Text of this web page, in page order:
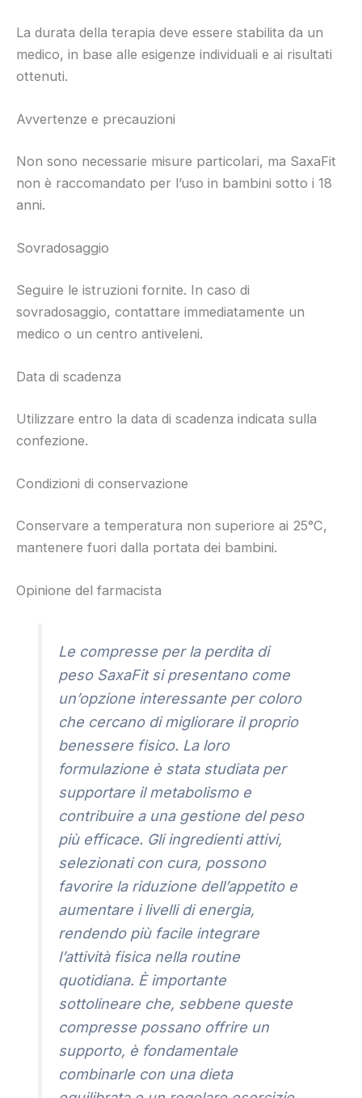
La durata della terapia deve essere stabilita da un
medico, in base alle esigenze individuali e ai risultati
ottenuti.
Avvertenze e precauzioni
Non sono necessarie misure particolari, ma SaxaFit
non è raccomandato per l’uso in bambini sotto i 18
anni.
Sovradosaggio
Seguire le istruzioni fornite. In caso di
sovradosaggio, contattare immediatamente un
medico o un centro antiveleni.
Data di scadenza
Utilizzare entro la data di scadenza indicata sulla
confezione.
Condizioni di conservazione
Conservare a temperatura non superiore ai 25°C,
mantenere fuori dalla portata dei bambini.
Opinione del farmacista
Le compresse per la perdita di
peso SaxaFit si presentano come
un’opzione interessante per coloro
che cercano di migliorare il proprio
benessere fisico. La loro
formulazione è stata studiata per
supportare il metabolismo e
contribuire a una gestione del peso
più efficace. Gli ingredienti attivi,
selezionati con cura, possono
favorire la riduzione dell’appetito e
aumentare i livelli di energia,
rendendo più facile integrare
l’attività fisica nella routine
quotidiana. È importante
sottolineare che, sebbene queste
compresse possano offrire un
supporto, è fondamentale
combinarle con una dieta